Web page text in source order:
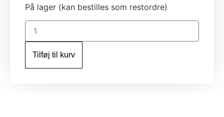
På lager (kan bestilles som restordre)
Tigress
Earrings
antal
Tilføj til kurv